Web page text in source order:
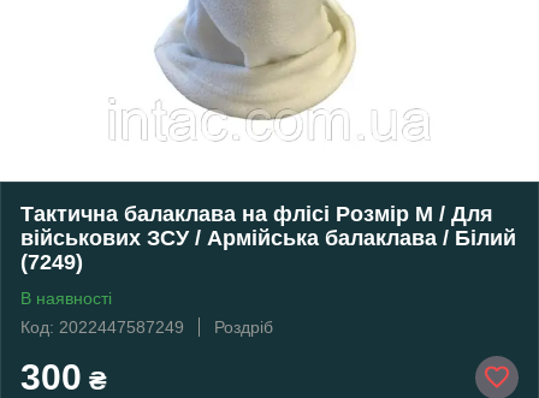
Тактична балаклава на флісі Розмір M / Для
військових ЗСУ / Армійська балаклава / Білий
(7249)
В наявності
Код: 2022447587249
Роздріб
300 ₴